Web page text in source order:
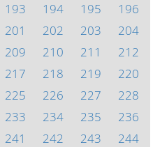
193 194 195
196
201 202 203
204
209 210 211
212
217 218 219
220
225 226 227
228
233 234 235
236
241 242 243
244